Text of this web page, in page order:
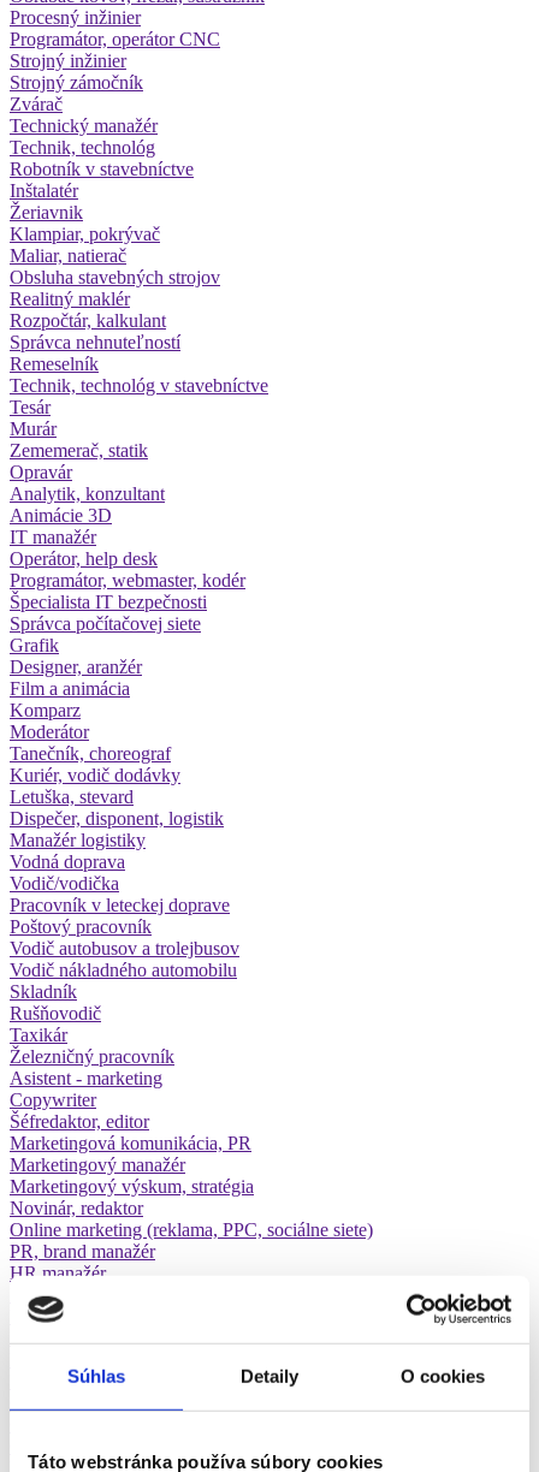
Súhlas Detaily O cookies
Táto webstránka používa súbory cookies
Procesný inžinier
Programátor, operátor CNC
Strojný inžinier
Strojný zámočník
Zvárač
Technický manažér
Technik, technológ
Robotník v stavebníctve
Inštalatér
Žeriavnik
Klampiar, pokrývač
Maliar, natierač
Obsluha stavebných strojov
Realitný maklér
Rozpočtár, kalkulant
Správca nehnuteľností
Remeselník
Technik, technológ v stavebníctve
Tesár
Murár
Zememerač, statik
Opravár
Analytik, konzultant
Animácie 3D
IT manažér
Operátor, help desk
Programátor, webmaster, kodér
Špecialista IT bezpečnosti
Správca počítačovej siete
Grafik
Designer, aranžér
Film a animácia
Komparz
Moderátor
Tanečník, choreograf
Kuriér, vodič dodávky
Letuška, stevard
Dispečer, disponent, logistik
Manažér logistiky
Vodná doprava
Vodič/vodička
Pracovník v leteckej doprave
Poštový pracovník
Vodič autobusov a trolejbusov
Vodič nákladného automobilu
Skladník
Rušňovodič
Taxikár
Železničný pracovník
Asistent - marketing
Copywriter
Šéfredaktor, editor
Marketingová komunikácia, PR
Marketingový manažér
Marketingový výskum, stratégia
Novinár, redaktor
Online marketing (reklama, PPC, sociálne siete)
PR, brand manažér
HR manažér
Personalista, recruiter
Pracovný psychológ
Nákupca